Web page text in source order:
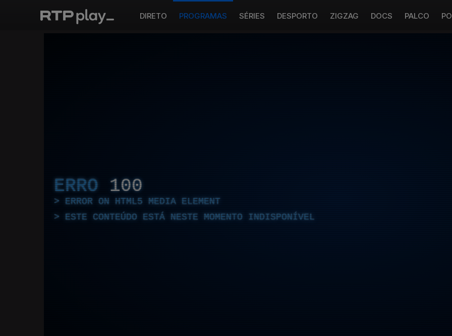
DIRETO PROGRAMAS SÉRIES DESPORTO ZIGZAG DOCS PALCO
ERRO 100
ERROR ON HTML5 MEDIA ELEMENT
ESTE CONTEÚDO ESTÁ NESTE MOMENTO INDISPONÍVEL